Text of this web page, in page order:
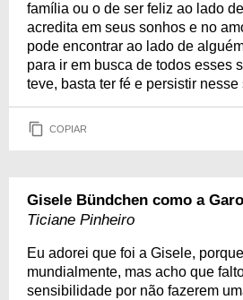
família ou o de ser feliz ao lado
acredita em seus sonhos e no
pode encontrar ao lado de
para ir em busca de todos esses
teve, basta ter fé e persistir nesse
COPIAR
Gisele Bündchen como a
Ticiane Pinheiro
Eu adorei que foi a Gisele,
mundialmente, mas acho que
sensibilidade por não fazerem